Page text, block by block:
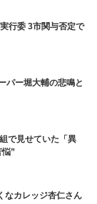
行委 3市関与否定で
パー堀大輔の悲鳴と
で見せていた「異
”
なカレッジ杏仁さん